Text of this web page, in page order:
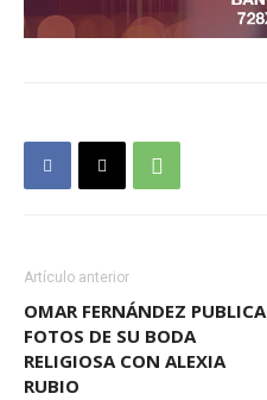
Artículo anterior
OMAR FERNÁNDEZ PUBLICA
FOTOS DE SU BODA
RELIGIOSA CON ALEXIA
RUBIO